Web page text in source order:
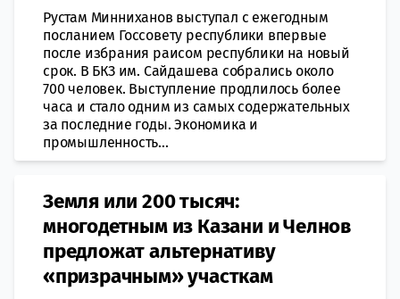
Рустам Минниханов выступал с ежегодным
посланием Госсовету республики впервые
после избрания раисом республики на новый
срок. В БКЗ им. Сайдашева собрались около
700 человек. Выступление продлилось более
часа и стало одним из самых содержательных
за последние годы. Экономика и
промышленность...
Земля или 200 тысяч:
многодетным из Казани и Челнов
предложат альтернативу
«призрачным» участкам